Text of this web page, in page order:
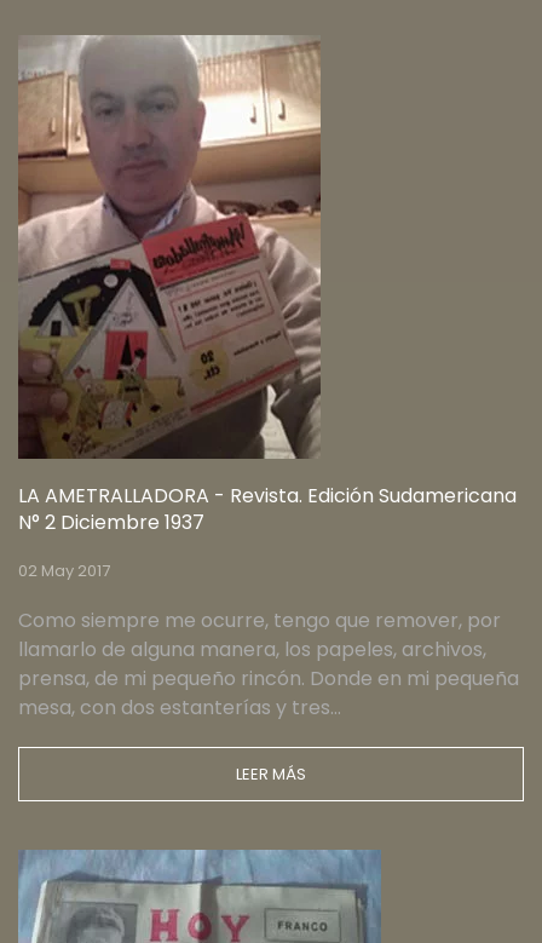
LA AMETRALLADORA - Revista. Edición Sudamericana
N° 2 Diciembre 1937
02 May 2017
Como siempre me ocurre, tengo que remover, por
llamarlo de alguna manera, los papeles, archivos,
prensa, de mi pequeño rincón. Donde en mi pequeña
mesa, con dos estanterías y tres…
LEER MÁS